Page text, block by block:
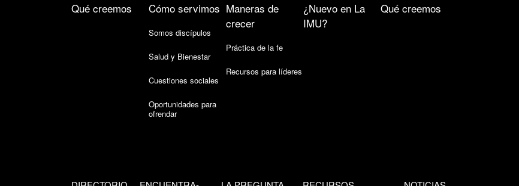
Qué creemos Cómo servimos
Somos discípulos
Salud y Bienestar
Cuestiones sociales
Oportunidades para
ofrendar
Maneras de
crecer
Práctica de la fe
Recursos para líderes
¿Nuevo en La
IMU?
Qué creemos